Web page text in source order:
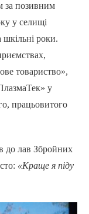
за позивним
у селищі
роки.
товариство»,
у
працьовитого
до лав Збройних
«Краще я піду